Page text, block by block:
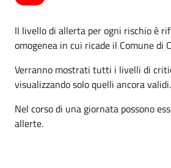
Il livello di allerta per ogni rischio è
omogenea in cui ricade il Comune di
Verranno mostrati tutti i livelli di
visualizzando solo quelli ancora validi.
Nel corso di una giornata possono
allerte.